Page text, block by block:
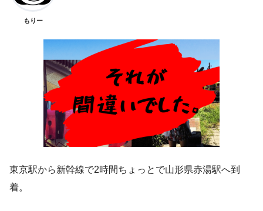
もりー
東京駅から新幹線で2時間ちょっとで山形県赤湯駅へ到
着。